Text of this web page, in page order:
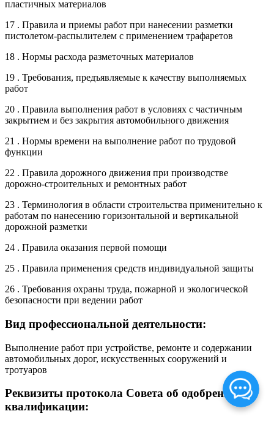
пластичных материалов
17 . Правила и приемы работ при нанесении разметки
пистолетом-распылителем с применением трафаретов
18 . Нормы расхода разметочных материалов
19 . Требования, предъявляемые к качеству выполняемых
работ
20 . Правила выполнения работ в условиях с частичным
закрытием и без закрытия автомобильного движения
21 . Нормы времени на выполнение работ по трудовой
функции
22 . Правила дорожного движения при производстве
дорожно-строительных и ремонтных работ
23 . Терминология в области строительства применительно к
работам по нанесению горизонтальной и вертикальной
дорожной разметки
24 . Правила оказания первой помощи
25 . Правила применения средств индивидуальной защиты
26 . Требования охраны труда, пожарной и экологической
безопасности при ведении работ
Вид профессиональной деятельности:
Выполнение работ при устройстве, ремонте и содержании
автомобильных дорог, искусственных сооружений и
тротуаров
Реквизиты протокола Совета об одобрении
квалификации: